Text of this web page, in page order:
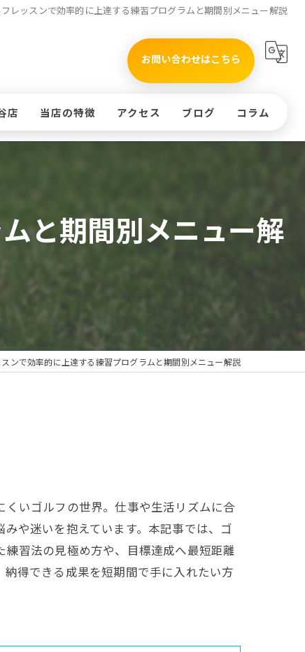
レッスンで効率的に上達する練習プログラムと期間別メニュー解説
お問い合わせはこちら
店
ンのお申込み
当店の特徴
ラウンド
アクセス ブログ コラム
と期間別メニュー解
ンで効率的に上達する練習プログラムと期間別メニュー解説
いゴルフの世界。仕事や生活リズムに合
や迷いを抱えています。本記事では、ゴ
習法の見極め方や、目標達成へ最短距離
得できる成果を短期間で手に入れたい方